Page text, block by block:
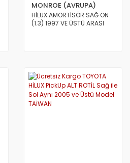
MONROE (AVRUPA)
HİLUX AMORTİSÖR SAĞ ÖN
(1.3) 1997 VE ÜSTÜ ARASI